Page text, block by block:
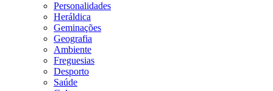
Personalidades
Heráldica
Geminações
Geografia
Ambiente
Freguesias
Desporto
Saúde